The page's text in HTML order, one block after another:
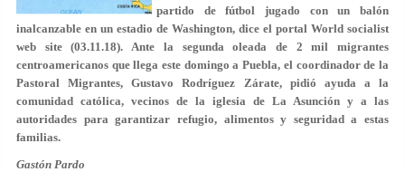
partido de fútbol jugado con un balón
inalcanzable en un estadio de Washington, dice el portal World socialist
web site (03.11.18). Ante la segunda oleada de 2 mil migrantes
centroamericanos que llega este domingo a Puebla, el coordinador de la
Pastoral Migrantes, Gustavo Rodríguez Zárate, pidió ayuda a la
comunidad católica, vecinos de la iglesia de La Asunción y a las
autoridades para garantizar refugio, alimentos y seguridad a estas
familias.
Gastón Pardo